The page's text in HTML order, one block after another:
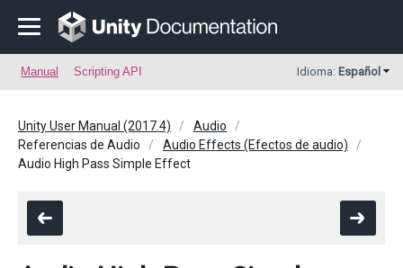
Manual Scripting API Idioma: Español
Unity User Manual (2017.4)
Audio
Referencias de Audio
Audio Effects (Efectos de audio)
Audio High Pass Simple Effect